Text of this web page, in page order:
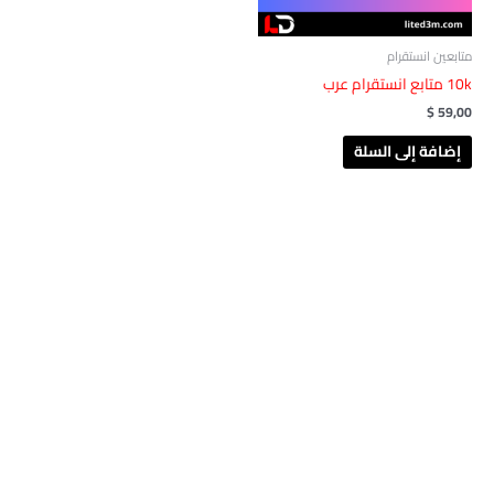
متابعين انستقرام
10k متابع انستقرام عرب
$59,00
إضافة إلى السلة